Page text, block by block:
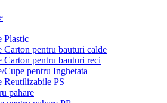
Plastic
Carton pentru bauturi calde
Carton pentru bauturi reci
Cupe pentru Inghetata
Reutilizabile PS
pahare